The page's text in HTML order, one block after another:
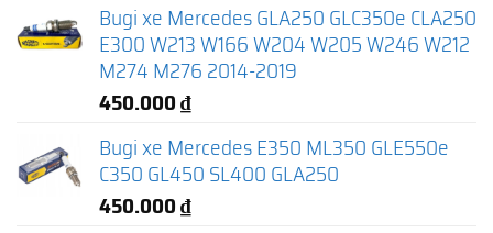
Bugi xe Mercedes GLA250 GLC350e CLA250
E300 W213 W166 W204 W205 W246 W212
M274 M276 2014-2019
450.000₫
Bugi xe Mercedes E350 ML350 GLE550e
C350 GL450 SL400 GLA250
450.000₫